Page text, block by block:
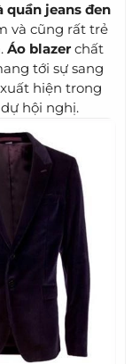
quần jeans đen
và cũng rất trẻ
Áo blazer chất
tới sự sang
hiện trong
hội nghị.